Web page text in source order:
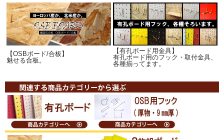
売です。
OSB有孔ﾎﾞｰﾄﾞは他店にはない当店ｵﾘ
ｼﾞﾅﾙ商品！
【建築資材としてだけではなく、家
具にも使えるOSB合板！】
原木から切削された長方形の薄い木片 （ストランド）を、 板状に重ねて高温圧縮
成型した木質ボードです。
【OSBボード/合板】
魅せる合板。
【有孔ボード用金具】
有孔ボード用のフック・取付金具、
各種揃ってます。